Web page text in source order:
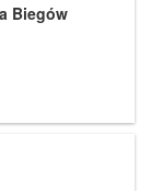
Biegów